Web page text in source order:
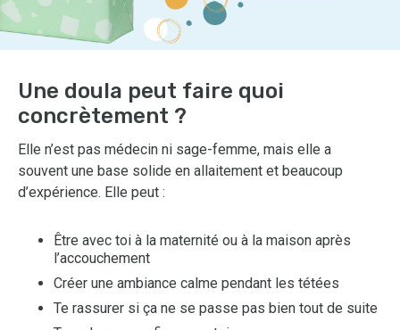
Une doula peut faire quoi
concrètement ?
Elle n’est pas médecin ni sage-femme, mais elle a
souvent une base solide en allaitement et beaucoup
d’expérience. Elle peut :
Être avec toi à la maternité ou à la maison après
l’accouchement
Créer une ambiance calme pendant les tétées
Te rassurer si ça ne se passe pas bien tout de suite